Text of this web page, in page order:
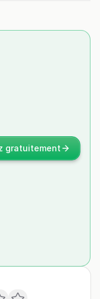
gratuitement